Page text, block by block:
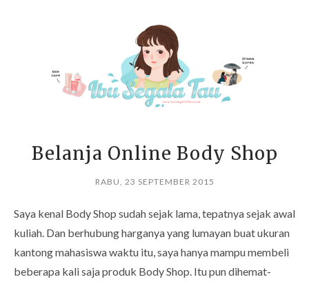
Belanja Online Body Shop
RABU, 23 SEPTEMBER 2015
Saya kenal Body Shop sudah sejak lama, tepatnya sejak awal
kuliah. Dan berhubung harganya yang lumayan buat ukuran
kantong mahasiswa waktu itu, saya hanya mampu membeli
beberapa kali saja produk Body Shop. Itu pun dihemat-